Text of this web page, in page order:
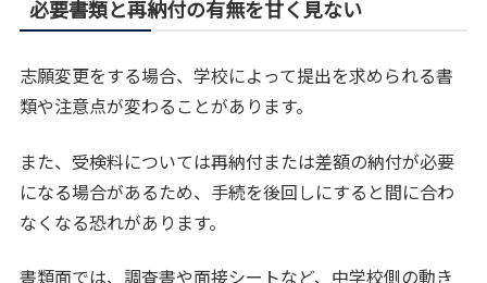
必要書類と再納付の有無を甘く見ない
志願変更をする場合、学校によって提出を求められる書
類や注意点が変わることがあります。
また、受検料については再納付または差額の納付が必要
になる場合があるため、手続を後回しにすると間に合わ
なくなる恐れがあります。
書類面では、調査書や面接シートなど、中学校側の動き